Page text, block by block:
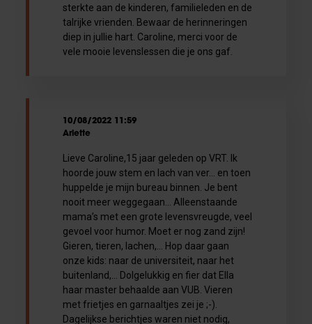
sterkte aan de kinderen, familieleden en de
talrijke vrienden. Bewaar de herinneringen
diep in jullie hart. Caroline, merci voor de
vele mooie levenslessen die je ons gaf.
10/08/2022 11:59
Arlette
Lieve Caroline,15 jaar geleden op VRT. Ik
hoorde jouw stem en lach van ver… en toen
huppelde je mijn bureau binnen. Je bent
nooit meer weggegaan… Alleenstaande
mama’s met een grote levensvreugde, veel
gevoel voor humor. Moet er nog zand zijn!
Gieren, tieren, lachen,… Hop daar gaan
onze kids: naar de universiteit, naar het
buitenland,… Dolgelukkig en fier dat Ella
haar master behaalde aan VUB. Vieren
met frietjes en garnaaltjes zei je ;-).
Dagelijkse berichtjes waren niet nodig,